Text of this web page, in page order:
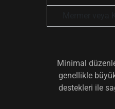
Minimal
genellikle
destekleri ile